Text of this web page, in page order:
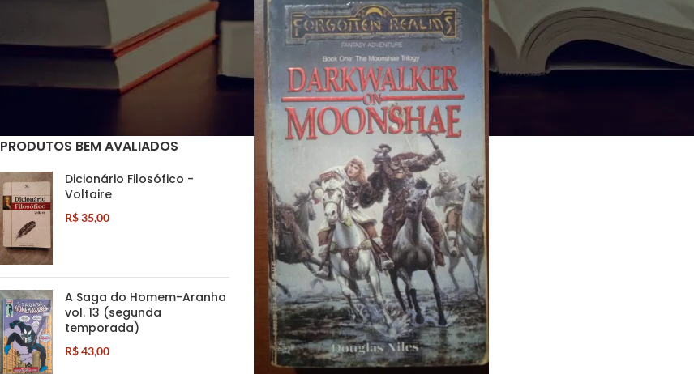
FILTRAR POR CONDIÇÃO
(1)
PRODUTOS BEM AVALIADOS
Dicionário Filosófico -
Voltaire
R$35,00
A Saga do Homem-Aranha
vol. 13 (segunda
temporada)
R$43,00